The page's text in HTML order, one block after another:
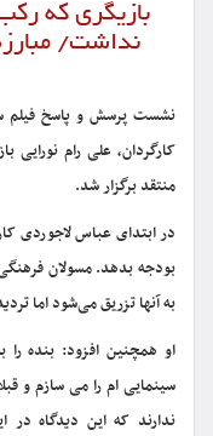
بازیگری که
نداشت/
نشست پرسش و پاسخ فیلم
کارگردان، علی رام نورایی
منتقد برگزار شد.
در ابتدای عباس لاجوردی
بودجه بدهد. مسولان
به آنها تزریق می‌شود اما
او همچنین افزود: بنده
سینمایی ام را می سازم و
ندارند که این دیدگاه